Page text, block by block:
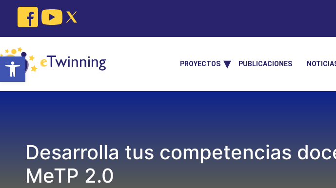
Open toolbar
content
PROYECTOS PUBLICACIONES
Desarrolla tus competencias
MeTP 2.0